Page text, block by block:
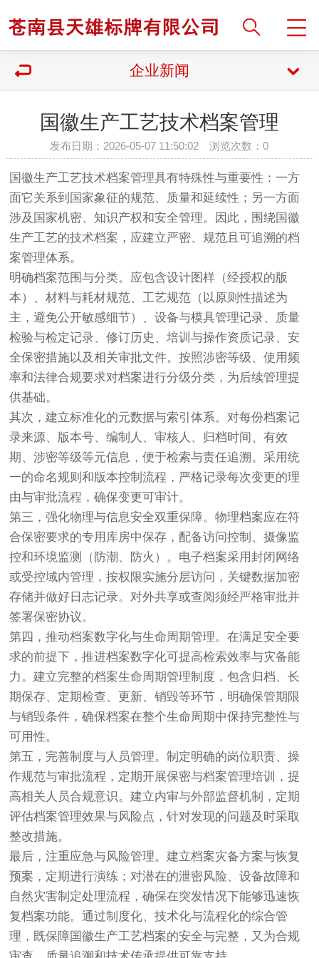
企业新闻
国徽生产工艺技术档案管理
发布日期：2026-05-07 11:50:02 浏览次数：0
国徽生产工艺技术档案管理具有特殊性与重要性：一方
面它关系到国家象征的规范、质量和延续性；另一方面
涉及国家机密、知识产权和安全管理。因此，围绕国徽
生产工艺的技术档案，应建立严密、规范且可追溯的档
案管理体系。
明确档案范围与分类。应包含设计图样（经授权的版
本）、材料与耗材规范、工艺规范（以原则性描述为
主，避免公开敏感细节）、设备与模具管理记录、质量
检验与检定记录、修订历史、培训与操作资质记录、安
全保密措施以及相关审批文件。按照涉密等级、使用频
率和法律合规要求对档案进行分级分类，为后续管理提
供基础。
其次，建立标准化的元数据与索引体系。对每份档案记
录来源、版本号、编制人、审核人、归档时间、有效
期、涉密等级等元信息，便于检索与责任追溯。采用统
一的命名规则和版本控制流程，严格记录每次变更的理
由与审批流程，确保变更可审计。
第三，强化物理与信息安全双重保障。物理档案应在符
合保密要求的专用库房中保存，配备访问控制、摄像监
控和环境监测（防潮、防火）。电子档案采用封闭网络
或受控域内管理，按权限实施分层访问，关键数据加密
存储并做好日志记录。对外共享或查阅须经严格审批并
签署保密协议。
第四，推动档案数字化与生命周期管理。在满足安全要
求的前提下，推进档案数字化可提高检索效率与灾备能
力。建立完整的档案生命周期管理制度，包含归档、长
期保存、定期检查、更新、销毁等环节，明确保管期限
与销毁条件，确保档案在整个生命周期中保持完整性与
可用性。
第五，完善制度与人员管理。制定明确的岗位职责、操
作规范与审批流程，定期开展保密与档案管理培训，提
高相关人员合规意识。建立内审与外部监督机制，定期
评估档案管理效果与风险点，针对发现的问题及时采取
整改措施。
最后，注重应急与风险管理。建立档案灾备方案与恢复
预案，定期进行演练；对潜在的泄密风险、设备故障和
自然灾害制定处理流程，确保在突发情况下能够迅速恢
复档案功能。通过制度化、技术化与流程化的综合管
理，既保障国徽生产工艺档案的安全与完整，又为合规